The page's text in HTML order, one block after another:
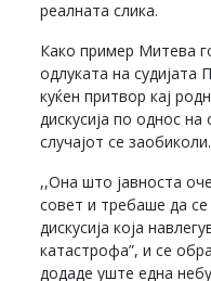
реалната слика.
Како пример Митева
одлуката на судијата
куќен притвор кај
дискусија по однос
случајот се заобиколи.
,,Она што јавноста
совет и требаше да
дискусија која
катастрофа”, и се
додаде уште една